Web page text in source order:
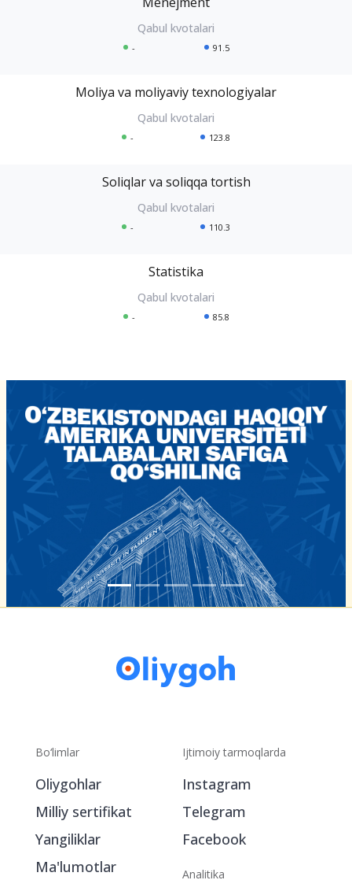
- 91.5
Moliya va moliyaviy texnologiyalar
- 123.8
Soliqlar va soliqqa tortish
- 110.3
Statistika
- 85.8
Bo‘limlar
Oliygohlar
Milliy sertifikat
Yangiliklar
Ma'lumotlar
Ijtimoiy tarmoqlarda
Instagram
Telegram
Facebook
Analitika